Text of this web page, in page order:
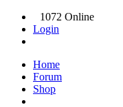
1072 Online
Login
Home
Forum
Shop